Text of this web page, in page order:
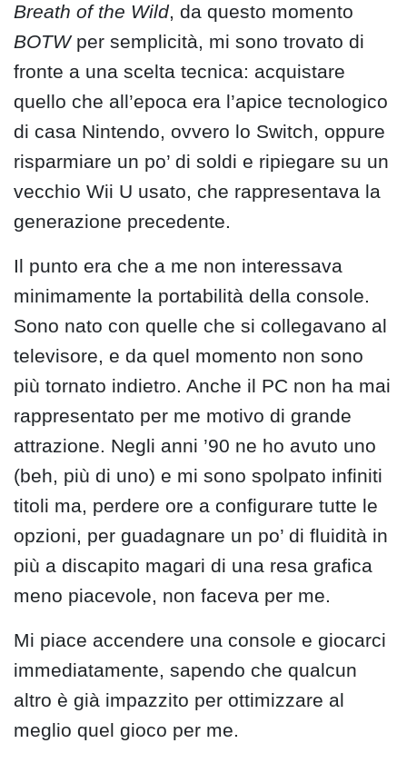
Breath of the Wild, da questo momento
BOTWper semplicità, mi sono trovato di
fronte a una scelta tecnica: acquistare
quello che all’epoca era l’apice tecnologico
di casa Nintendo, ovvero lo Switch, oppure
risparmiare un po’ di soldi e ripiegare su un
vecchio Wii U usato, che rappresentava la
generazione precedente.
Il punto era che a me non interessava
minimamente la portabilità della console.
Sono nato con quelle che si collegavano al
televisore, e da quel momento non sono
più tornato indietro. Anche il PC non ha mai
rappresentato per me motivo di grande
attrazione. Negli anni ’90 ne ho avuto uno
(beh, più di uno) e mi sono spolpato infiniti
titoli ma, perdere ore a configurare tutte le
opzioni, per guadagnare un po’ di fluidità in
più a discapito magari di una resa grafica
meno piacevole, non faceva per me.
Mi piace accendere una console e giocarci
immediatamente, sapendo che qualcun
altro è già impazzito per ottimizzare al
meglio quel gioco per me.